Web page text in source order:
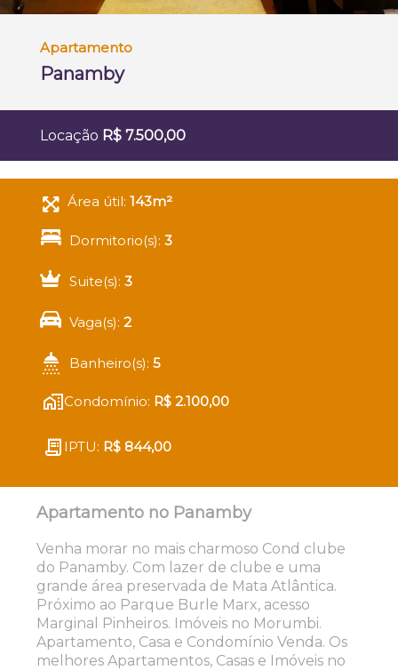
Apartamento
Panamby
Locação R$ 7.500,00
Área útil:143m²
Dormitorio(s):3
Suite(s):3
Vaga(s):2
Banheiro(s):5
Condomínio: R$ 2.100,00
IPTU: R$ 844,00
Apartamento no Panamby
Venha morar no mais charmoso Cond clube
do Panamby. Com lazer de clube e uma
grande área preservada de Mata Atlântica.
Próximo ao Parque Burle Marx, acesso
Marginal Pinheiros. Imóveis no Morumbi.
Apartamento, Casa e Condomínio Venda. Os
melhores Apartamentos, Casas e Imóveis no